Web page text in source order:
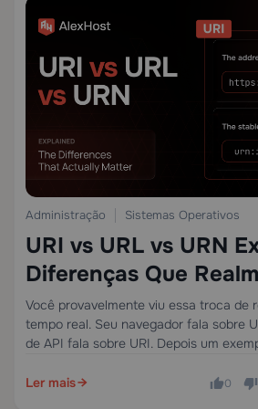
Administração Sistemas Operativos
URI vs URL vs URN
Diferenças Que
Importam
Você provavelmente viu essa troca de
tempo real. Seu navegador fala sobre
de API fala sobre URI. Depois um
terceiro…
Ler mais 0